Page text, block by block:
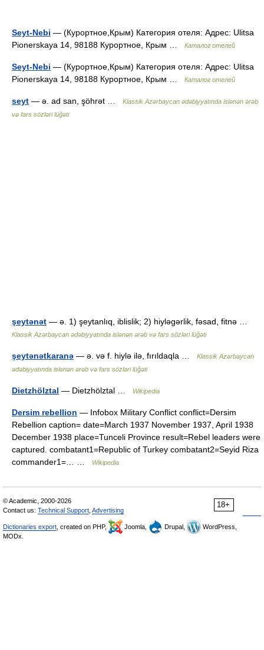
Seyt-Nebi — (Курортное,Крым) Категория отеля: Адрес: Ulitsa
Pionerskaya 14, 98188 Курортное, Крым …
Каталог отелей
Seyt-Nebi — (Курортное,Крым) Категория отеля: Адрес: Ulitsa
Pionerskaya 14, 98188 Курортное, Крым …
Каталог отелей
seyt — ə. ad san, şöhrət …
Klassik Azərbaycan ədəbiyyatında islənən ərəb
və fars sözləri lüğəti
şeytənət — ə. 1) şeytanlıq, iblislik; 2) hiyləgərlik, fəsad, fitnə …
Klassik Azərbaycan ədəbiyyatında islənən ərəb və fars sözləri lüğəti
şeytənətkaranə — ə. və f. hiylə ilə, fırıldaqla …
Klassik Azərbaycan
ədəbiyyatında islənən ərəb və fars sözləri lüğəti
Dietzhölztal — Dietzhölztal … Wikipedia
Dersim rebellion — Infobox Military Conflict conflict=Dersim
Rebellion caption= date=March 1937 November 1937, April 1938
December 1938 place=Tunceli Province result=Rebel leaders were
captured. combatant1=Republic of Turkey combatant2=Seyid Riza
commander1=… …
Wikipedia
18+
© Academic, 2000-2026
Contact us: Technical Support Advertising
Dictionaries export , created on PHP, Joomla, Drupal,
WordPress,
MODx.